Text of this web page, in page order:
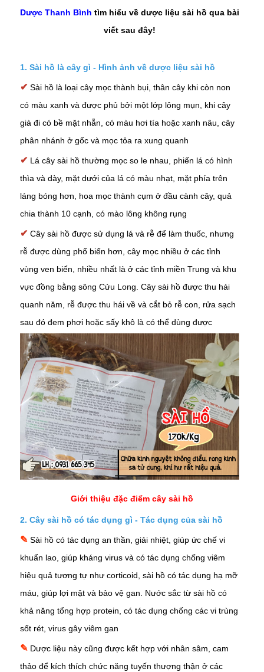
Dược Thanh Bình tìm hiểu về dược liệu sài hồ qua bài
viết sau đây!
1. Sài hồ là cây gì - Hình ảnh về dược liệu sài hồ
✔ Sài hồ là loại cây mọc thành bụi, thân cây khi còn non
có màu xanh và được phủ bởi một lớp lông mụn, khi cây
già đi có bề mặt nhẵn, có màu hơi tía hoặc xanh nâu, cây
phân nhánh ở gốc và mọc tỏa ra xung quanh
✔ Lá cây sài hồ thường mọc so le nhau, phiến lá có hình
thìa và dày, mặt dưới của lá có màu nhạt, mặt phía trên
láng bóng hơn, hoa mọc thành cụm ở đầu cành cây, quả
chia thành 10 cạnh, có mào lông không rụng
✔ Cây sài hồ được sử dụng lá và rễ để làm thuốc, nhưng
rễ được dùng phổ biến hơn, cây mọc nhiều ở các tỉnh
vùng ven biển, nhiều nhất là ở các tỉnh miền Trung và khu
vực đồng bằng sông Cửu Long. Cây sài hồ được thu hái
quanh năm, rễ được thu hái về và cắt bỏ rễ con, rửa sạch
sau đó đem phơi hoặc sấy khô là có thể dùng được
Giới thiệu đặc điểm cây sài hồ
2. Cây sài hồ có tác dụng gì - Tác dụng của sài hồ
✎ Sài hồ có tác dụng an thần, giải nhiệt, giúp ức chế vi
khuẩn lao, giúp kháng virus và có tác dụng chống viêm
hiệu quả tương tự như corticoid, sài hồ có tác dụng hạ mỡ
máu, giúp lợi mật và bảo vệ gan . Nước sắc từ sài hồ có
khả năng tổng hợp protein, có tác dụng chống các vi trùng
sốt rét, virus gây viêm gan
✎ Dược liệu này cũng được kết hợp với nhân sâm, cam
thảo để kích thích chức năng tuyến thượng thận ở các